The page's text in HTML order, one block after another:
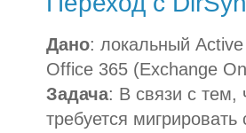
Дано: локальный
Office 365 (Exchange
Задача: В связи с тем,
требуется